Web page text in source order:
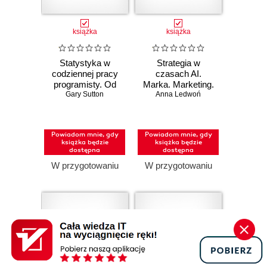
książka
Statystyka w
codziennej pracy
programisty. Od
teorii do kodu w
Gary Sutton
Powiadom mnie, gdy
książka będzie
dostępna
W przygotowaniu
książka
Strategia w
czasach AI.
Marka. Marketing.
Komunikacja
Anna Ledwoń
Powiadom mnie, gdy
książka będzie
dostępna
W przygotowaniu